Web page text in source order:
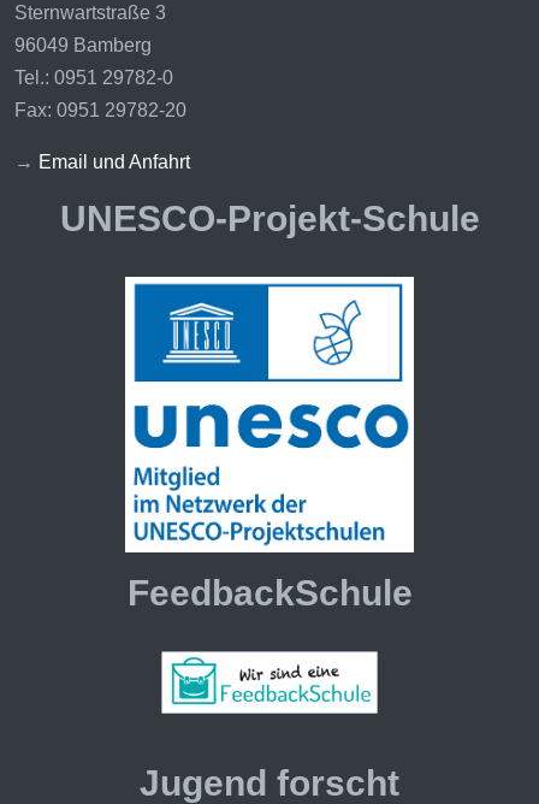
Sternwartstraße 3
96049 Bamberg
Tel.: 0951 29782-0
Fax: 0951 29782-20
→ Email und Anfahrt
UNESCO-Projekt-Schule
FeedbackSchule
Jugend forscht